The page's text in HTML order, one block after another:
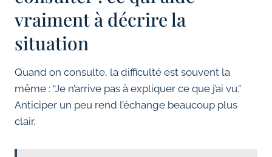
vraiment à décrire la
situation
Quand on consulte, la difficulté est souvent la
même : “Je n’arrive pas à expliquer ce que j’ai vu.”
Anticiper un peu rend l’échange beaucoup plus
clair.